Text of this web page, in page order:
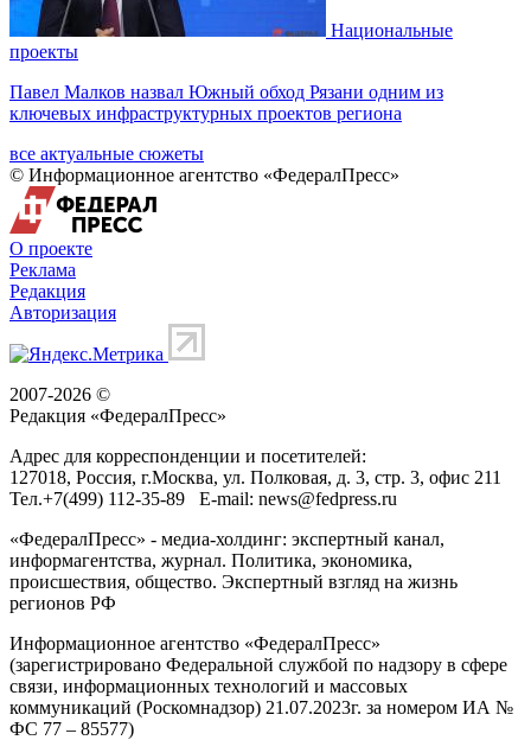
Национальные
проекты
Павел Малков назвал Южный обход Рязани одним из
ключевых инфраструктурных проектов региона
все актуальные сюжеты
© Информационное агентство «ФедералПресс»
О проекте
Реклама
Редакция
Авторизация
2007-2026 ©
Редакция «ФедералПресс»
Адрес для корреспонденции и посетителей:
127018, Россия, г.Москва, ул. Полковая, д. 3, стр. 3, офис 211
Тел.+7(499) 112-35-89 E-mail: news@fedpress.ru
«ФедералПресс» - медиа-холдинг: экспертный канал,
информагентства, журнал. Политика, экономика,
происшествия, общество. Экспертный взгляд на жизнь
регионов РФ
Информационное агентство «ФедералПресс»
(зарегистрировано Федеральной службой по надзору в сфере
связи, информационных технологий и массовых
коммуникаций (Роскомнадзор) 21.07.2023г. за номером ИА №
ФС 77 – 85577)